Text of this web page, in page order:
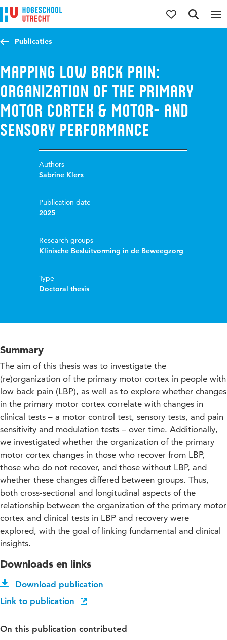
Jump to content
Jump to navigation
Jump to search
Publicaties
Mapping low back pain:
organization of the primary
motor cortex & motor- and
sensory performance
Authors
Sabrine Klerx
Publication date
2025
Research groups
Klinische Besluitvorming in de Beweegzorg
Type
Doctoral thesis
Summary
The aim of this thesis was to investigate the
(re)organization of the primary motor cortex in people with
low back pain (LBP), as well as to explore whether changes
in the primary motor cortex correlate with changes in
clinical tests – a motor control test, sensory tests, and pain
sensitivity and modulation tests – over time. Additionally,
we investigated whether the organization of the primary
motor cortex changes in those who recover from LBP,
those who do not recover, and those without LBP, and
whether these changes differed between groups. Thus,
both cross-sectional and longitudinal aspects of the
relationship between the organization of the primary motor
cortex and clinical tests in LBP and recovery were
explored, with the goal of linking fundamental and clinical
insights.
Downloads en links
Download publication
Link to publication
On this publication contributed